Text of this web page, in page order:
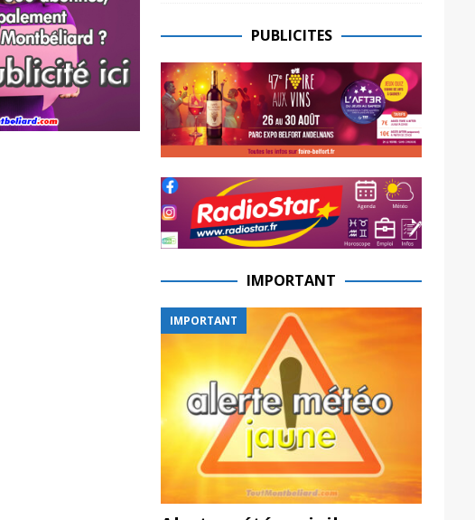
PUBLICITES
IMPORTANT
IMPORTANT